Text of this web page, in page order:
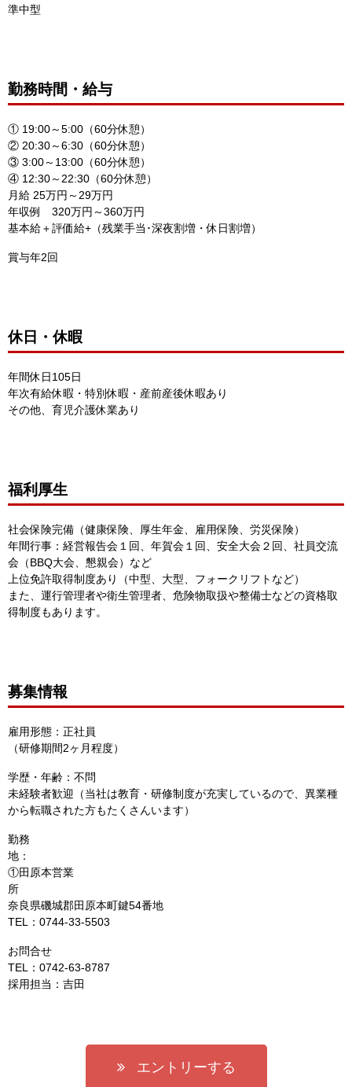
準中型
勤務時間・給与
① 19:00～5:00（60分休憩）
② 20:30～6:30（60分休憩）
③ 3:00～13:00（60分休憩）
④ 12:30～22:30（60分休憩）
月給 25万円～29万円
年収例 320万円～360万円
基本給＋評価給+（残業手当･深夜割増・休日割増）
賞与年2回
休日・休暇
年間休日105日
年次有給休暇・特別休暇・産前産後休暇あり
その他、育児介護休業あり
福利厚生
社会保険完備（健康保険、厚生年金、雇用保険、労災保険）
年間行事：経営報告会１回、年賀会１回、安全大会２回、社員交流
会（BBQ大会、懇親会）など
上位免許取得制度あり（中型、大型、フォークリフトなど）
また、運行管理者や衛生管理者、危険物取扱や整備士などの資格取
得制度もあります。
募集情報
雇用形態：正社員
（研修期間2ヶ月程度）
学歴・年齢：不問
未経験者歓迎（当社は教育・研修制度が充実しているので、異業種
から転職された方もたくさんいます）
勤務
①田原本営業
奈良県磯城郡田原本町鍵54番地
TEL：0744‐33‐5503
お問合せ
TEL：0742‐63‐8787
採用担当：吉田
エントリーする